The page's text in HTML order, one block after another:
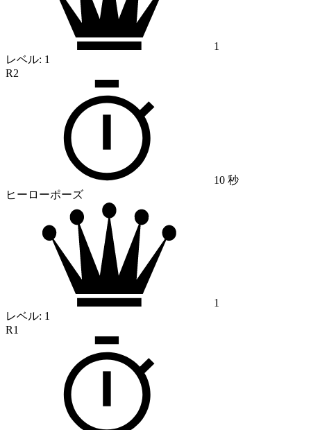
1
レベル: 1
R2
10 秒
ヒーローポーズ
1
レベル: 1
R1